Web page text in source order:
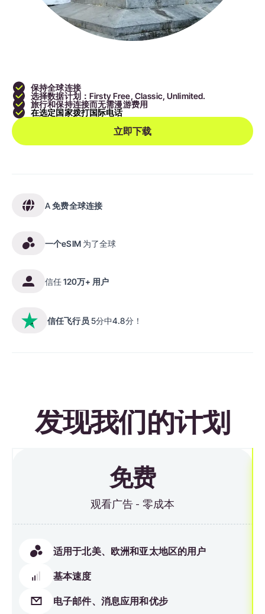
保持全球连接
选择数据计划：Firsty Free, Classic, Unlimited.
旅行和保持连接而无需漫游费用
在选定国家拨打国际电话
立即下载
A免费全球连接
一个eSIM 为了全球
信任120万+ 用户
信任飞行员 5分中4.8分！
发现我们的计划
免费
观看广告 - 零成本
适用于北美、欧洲和亚太地区的用户
基本速度
电子邮件、消息应用和优步